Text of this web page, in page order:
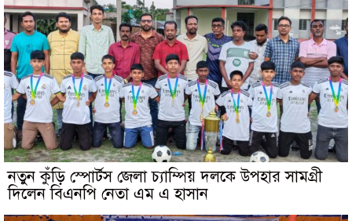
নতুন কুঁড়ি স্পোর্টস জেলা চ্যাম্পিয় দলকে উপহার সামগ্রী
দিলেন বিএনপি নেতা এম এ হাসান